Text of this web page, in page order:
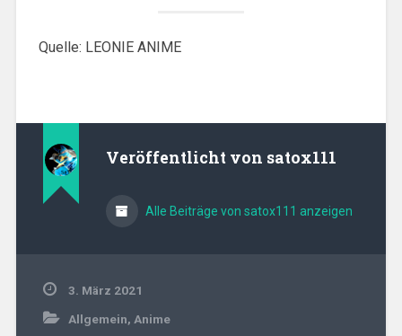
Quelle: LEONIE ANIME
Veröffentlicht von satox111
Alle Beiträge von satox111 anzeigen
3. März 2021
Allgemein, Anime